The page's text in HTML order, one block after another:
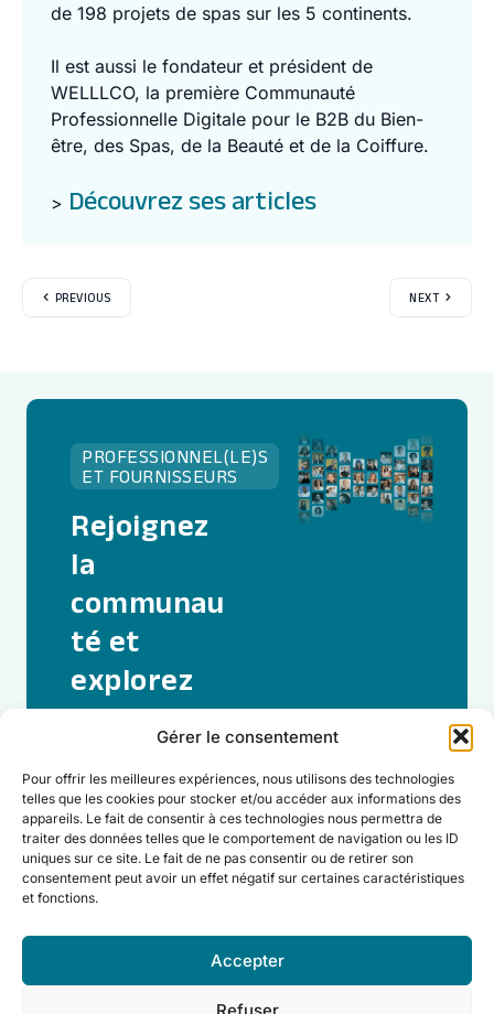
Gérer le consentement
Pour offrir les meilleures expériences, nous utilisons des technologies
telles que les cookies pour stocker et/ou accéder aux informations des
appareils. Le fait de consentir à ces technologies nous permettra de
traiter des données telles que le comportement de navigation ou les ID
uniques sur ce site. Le fait de ne pas consentir ou de retirer son
consentement peut avoir un effet négatif sur certaines caractéristiques
et fonctions.
Accepter
de 198 projets de spas sur les 5 continents.
Il est aussi le fondateur et président de
WELLLCO, la première Communauté
Professionnelle Digitale pour le B2B du Bien-
être, des Spas, de la Beauté et de la Coiffure.
> Découvrez ses articles
PREVIOUS NEXT
PROFESSIONNEL(LE)S
ET FOURNISSEURS
Rejoignez
la
communau
té et
explorez
toute la
de Welllco.
Je rejoins
Welllco
© Welllco. Tous droits réservés.